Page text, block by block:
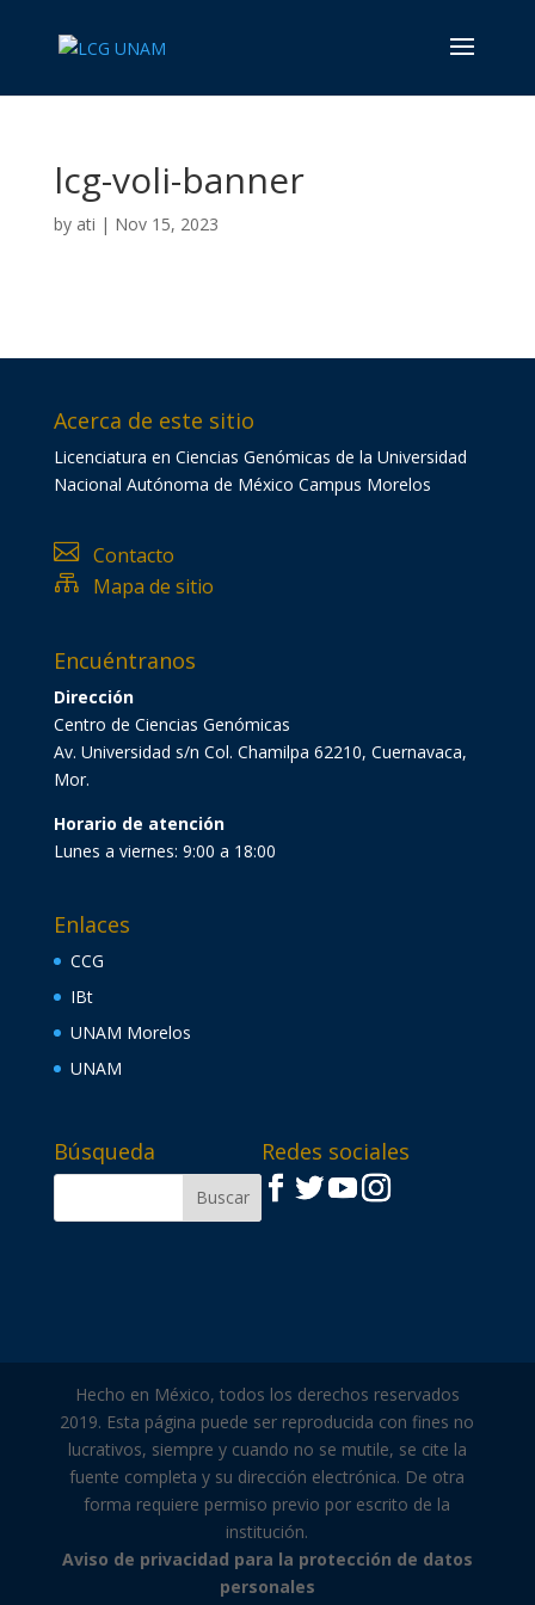
lcg-voli-banner
by ati | Nov 15, 2023
Acerca de este sitio
Licenciatura en Ciencias Genómicas de la Universidad
Nacional Autónoma de México Campus Morelos
 Contacto
 Mapa de sitio
Encuéntranos
Dirección
Centro de Ciencias Genómicas
Av. Universidad s/n Col. Chamilpa 62210, Cuernavaca,
Mor.
Horario de atención
Lunes a viernes: 9:00 a 18:00
Enlaces
CCG
IBt
UNAM Morelos
UNAM
Búsqueda Redes sociales
Hecho en México, todos los derechos reservados
2019. Esta página puede ser reproducida con fines no
lucrativos, siempre y cuando no se mutile, se cite la
fuente completa y su dirección electrónica. De otra
forma requiere permiso previo por escrito de la
institución.
Aviso de privacidad para la protección de datos
personales